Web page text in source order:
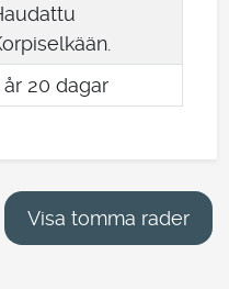
år 20 dagar
Visa tomma rader